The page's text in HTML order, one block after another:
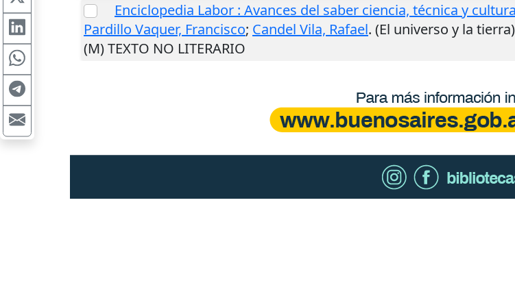
Enciclopedia Labor : Avances del saber ciencia, técnica y
Pardillo Vaquer, Francisco; Candel Vila, Rafael. (El universo y la
(M) TEXTO NO LITERARIO